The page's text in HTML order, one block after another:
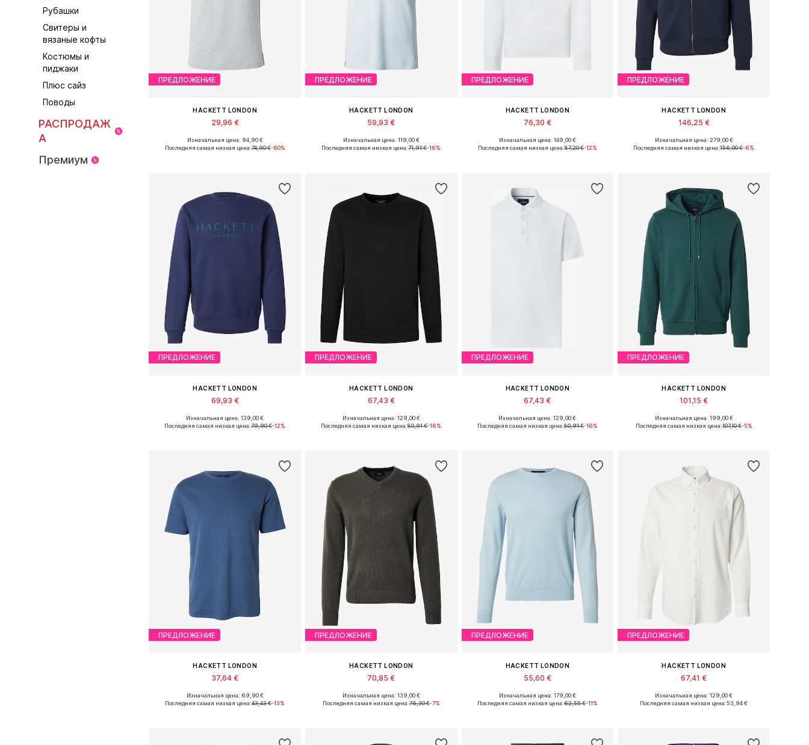
Рубашки
Свитеры и
вязаные кофты
Костюмы и
пиджаки
Плюс сайз
Поводы
РАСПРОДАЖ
А
Премиум
ПРЕДЛОЖЕНИЕ
HACKETT LONDON
29,96 €
Доступные размеры: M, L, XL, XXL
Изначальная цена: 94,90 €
Последняя самая низкая цена:74,90 €-60%
ПРЕДЛОЖЕНИЕ
HACKETT LONDON
59,93 €
Доступные размеры: S, M, L, XL
Изначальная цена: 119,00 €
Последняя самая низкая цена:71,91 €-16%
ПРЕДЛОЖЕНИЕ
HACKETT LONDON
76,30 €
Доступные размеры: M, L, XL, XXL
Изначальная цена: 149,00 €
Последняя самая низкая цена:87,20 €-12%
ПРЕДЛОЖЕНИЕ
HACKETT LONDON
146,25 €
Доступные размеры: S, M, L, XL
Изначальная цена: 279,00 €
Последняя самая низкая цена:156,00 €-6%
ПРЕДЛОЖЕНИЕ
HACKETT LONDON
69,93 €
Доступные размеры: S, M, L, XL
Изначальная цена: 139,00 €
Последняя самая низкая цена:79,90 €-12%
ПРЕДЛОЖЕНИЕ
HACKETT LONDON
67,43 €
Доступные размеры: M, L, XL
Изначальная цена: 129,00 €
Последняя самая низкая цена:80,91 €-16%
ПРЕДЛОЖЕНИЕ
HACKETT LONDON
67,43 €
Доступные размеры: M, L, XL
Изначальная цена: 129,00 €
Последняя самая низкая цена:80,91 €-16%
ПРЕДЛОЖЕНИЕ
HACKETT LONDON
101,15 €
Доступные размеры: M, L, XL
Изначальная цена: 199,00 €
Последняя самая низкая цена:107,10 €-5%
ПРЕДЛОЖЕНИЕ
HACKETT LONDON
37,64 €
Доступные размеры: M, L, XL
Изначальная цена: 69,90 €
Последняя самая низкая цена:43,43 €-13%
ПРЕДЛОЖЕНИЕ
HACKETT LONDON
70,85 €
Доступные размеры: S, M, L
Изначальная цена: 139,00 €
Последняя самая низкая цена:76,30 €-7%
ПРЕДЛОЖЕНИЕ
HACKETT LONDON
55,60 €
Доступные размеры: M, L, XL
Изначальная цена: 179,00 €
Последняя самая низкая цена:62,55 €-11%
ПРЕДЛОЖЕНИЕ
HACKETT LONDON
67,41 €
Доступные размеры: M, L, XL
Изначальная цена: 129,00 €
Последняя самая низкая цена:53,94 €